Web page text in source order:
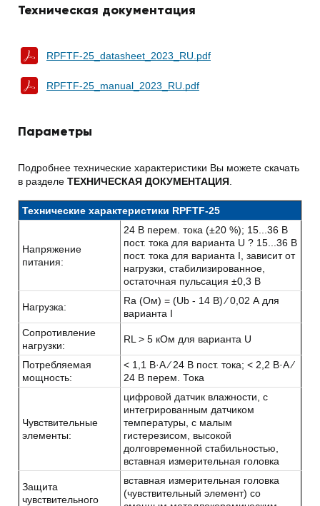
Техническая документация
RPFTF-25_datasheet_2023_RU.pdf
RPFTF-25_manual_2023_RU.pdf
Параметры
Подробнее технические характеристики Вы можете скачать
в разделе ТЕХНИЧЕСКАЯ ДОКУМЕНТАЦИЯ.
Технические характеристики RPFTF-25
Напряжение
питания:
24 В перем. тока (±20 %); 15...36 В
пост. тока для варианта U ? 15...36 В
пост. тока для варианта I, зависит от
нагрузки, стабилизированное,
остаточная пульсация ±0,3 В
Нагрузка:
Ra (Ом) = (Ub - 14 В) ⁄ 0,02 А для
варианта I
Сопротивление
нагрузки:
RL > 5 кОм для варианта U
Потребляемая
мощность:
< 1,1 В·А ⁄ 24 В пост. тока; < 2,2 В·А ⁄
24 В перем. Тока
Чувствительные
элементы:
цифровой датчик влажности, с
интегрированным датчиком
температуры, с малым
гистерезисом, высокой
долговременной стабильностью,
вставная измерительная головка
Защита
чувствительного
вставная измерительная головка
(чувствительный элемент) со